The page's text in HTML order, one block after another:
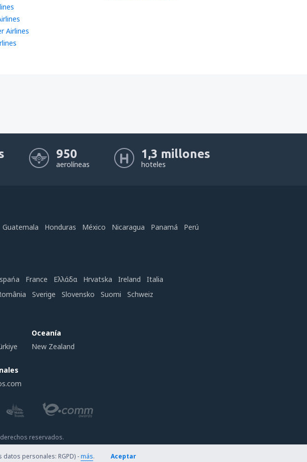
Airlines
950
aerolíneas
1,3 millones
hoteles
Guatemala Honduras México Nicaragua Panamá
Perú
France Ελλάδα Hrvatska Ireland
Italia
Sverige Slovensko Suomi
Schweiz
Oceanía
New Zealand
reservados.
personales: RGPD) -más. Aceptar